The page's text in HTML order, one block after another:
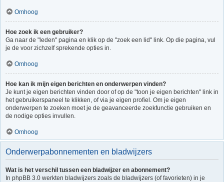
Omhoog
Hoe zoek ik een gebruiker?
Ga naar de "leden" pagina en klik op de "zoek een lid" link. Op die pagina, vul
je de voor zichzelf sprekende opties in.
Omhoog
Hoe kan ik mijn eigen berichten en onderwerpen vinden?
Je kunt je eigen berichten vinden door of op de "toon je eigen berichten" link in
het gebruikerspaneel te klikken, of via je eigen profiel. Om je eigen
onderwerpen te zoeken moet je de geavanceerde zoekfunctie gebruiken en
de nodige opties invullen.
Omhoog
Onderwerpabonnementen en bladwijzers
Wat is het verschil tussen een bladwijzer en abonnement?
In phpBB 3.0 werkten bladwijzers zoals de bladwijzers (of favorieten) in je